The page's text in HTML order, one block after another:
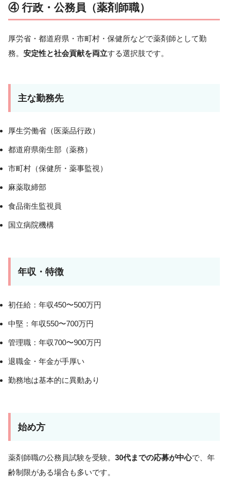
④ 行政・公務員（薬剤師職）
厚労省・都道府県・市町村・保健所などで薬剤師として勤
務。 安定性と社会貢献を両立する選択肢です。
主な勤務先
厚生労働省（医薬品行政）
都道府県衛生部（薬務）
市町村（保健所・薬事監視）
麻薬取締部
食品衛生監視員
国立病院機構
年収・特徴
初任給：年収450〜500万円
中堅：年収550〜700万円
管理職：年収700〜900万円
退職金・年金が手厚い
勤務地は基本的に異動あり
始め方
薬剤師職の公務員試験を受験。 30代までの応募が中心で、年
齢制限がある場合も多いです。